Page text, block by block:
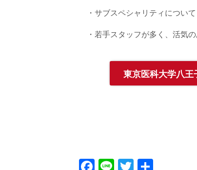
・サブスペシャリティについ
・若手スタッフが多く、活気
東京医科大学八王